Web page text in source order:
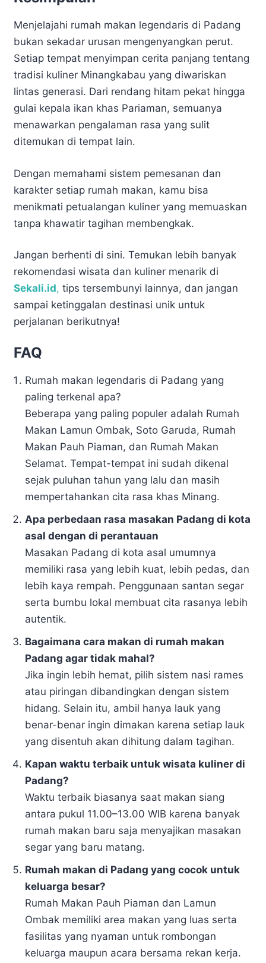
Menjelajahi rumah makan legendaris di Padang
bukan sekadar urusan mengenyangkan perut.
Setiap tempat menyimpan cerita panjang tentang
tradisi kuliner Minangkabau yang diwariskan
lintas generasi. Dari rendang hitam pekat hingga
gulai kepala ikan khas Pariaman, semuanya
menawarkan pengalaman rasa yang sulit
ditemukan di tempat lain.
Dengan memahami sistem pemesanan dan
karakter setiap rumah makan, kamu bisa
menikmati petualangan kuliner yang memuaskan
tanpa khawatir tagihan membengkak.
Jangan berhenti di sini. Temukan lebih banyak
rekomendasi wisata dan kuliner menarik di
Sekali.id, tips tersembunyi lainnya, dan jangan
sampai ketinggalan destinasi unik untuk
perjalanan berikutnya!
FAQ
Rumah makan legendaris di Padang yang
paling terkenal apa?
Beberapa yang paling populer adalah Rumah
Makan Lamun Ombak, Soto Garuda, Rumah
Makan Pauh Piaman, dan Rumah Makan
Selamat. Tempat-tempat ini sudah dikenal
sejak puluhan tahun yang lalu dan masih
mempertahankan cita rasa khas Minang.
Apa perbedaan rasa masakan Padang di kota
asal dengan di perantauan
Masakan Padang di kota asal umumnya
memiliki rasa yang lebih kuat, lebih pedas, dan
lebih kaya rempah. Penggunaan santan segar
serta bumbu lokal membuat cita rasanya lebih
autentik.
Bagaimana cara makan di rumah makan
Padang agar tidak mahal?
Jika ingin lebih hemat, pilih sistem nasi rames
atau piringan dibandingkan dengan sistem
hidang. Selain itu, ambil hanya lauk yang
benar-benar ingin dimakan karena setiap lauk
yang disentuh akan dihitung dalam tagihan.
Kapan waktu terbaik untuk wisata kuliner di
Padang?
Waktu terbaik biasanya saat makan siang
antara pukul 11.00–13.00 WIB karena banyak
rumah makan baru saja menyajikan masakan
segar yang baru matang.
Rumah makan di Padang yang cocok untuk
keluarga besar?
Rumah Makan Pauh Piaman dan Lamun
Ombak memiliki area makan yang luas serta
fasilitas yang nyaman untuk rombongan
keluarga maupun acara bersama rekan kerja.